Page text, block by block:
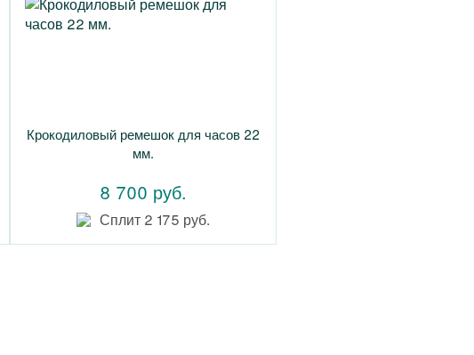
Крокодиловый ремешок для часов 22
мм.
8 700 руб.
Сплит 2 175 руб.